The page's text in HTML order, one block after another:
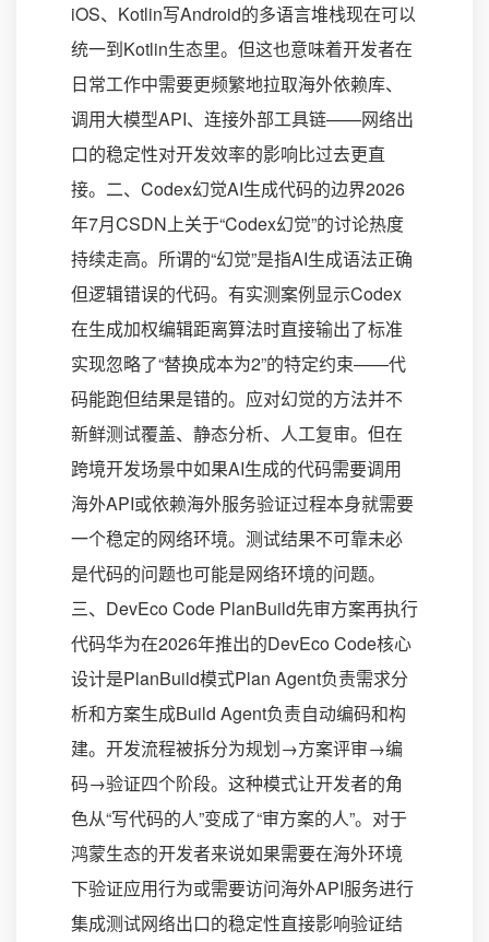
iOS、Kotlin写Android的多语言堆栈现在可以
统一到Kotlin生态里。但这也意味着开发者在
日常工作中需要更频繁地拉取海外依赖库、
调用大模型API、连接外部工具链——网络出
口的稳定性对开发效率的影响比过去更直
接。二、Codex幻觉AI生成代码的边界2026
年7月CSDN上关于“Codex幻觉”的讨论热度
持续走高。所谓的“幻觉”是指AI生成语法正确
但逻辑错误的代码。有实测案例显示Codex
在生成加权编辑距离算法时直接输出了标准
实现忽略了“替换成本为2”的特定约束——代
码能跑但结果是错的。应对幻觉的方法并不
新鲜测试覆盖、静态分析、人工复审。但在
跨境开发场景中如果AI生成的代码需要调用
海外API或依赖海外服务验证过程本身就需要
一个稳定的网络环境。测试结果不可靠未必
是代码的问题也可能是网络环境的问题。
三、DevEco Code PlanBuild先审方案再执行
代码华为在2026年推出的DevEco Code核心
设计是PlanBuild模式Plan Agent负责需求分
析和方案生成Build Agent负责自动编码和构
建。开发流程被拆分为规划→方案评审→编
码→验证四个阶段。这种模式让开发者的角
色从“写代码的人”变成了“审方案的人”。对于
鸿蒙生态的开发者来说如果需要在海外环境
下验证应用行为或需要访问海外API服务进行
集成测试网络出口的稳定性直接影响验证结